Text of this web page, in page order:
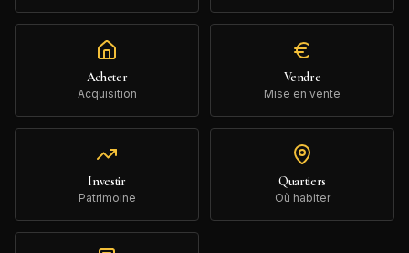
Acheter
Acquisition
Vendre
Mise en vente
Investir
Patrimoine
Quartiers
Où habiter